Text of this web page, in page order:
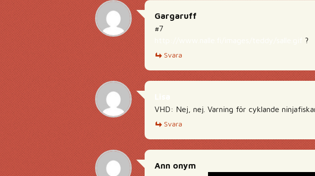
Gargaruff
#7
?
Svara
VHD: Nej, nej. Varning för cyklande
Svara
Ann onym